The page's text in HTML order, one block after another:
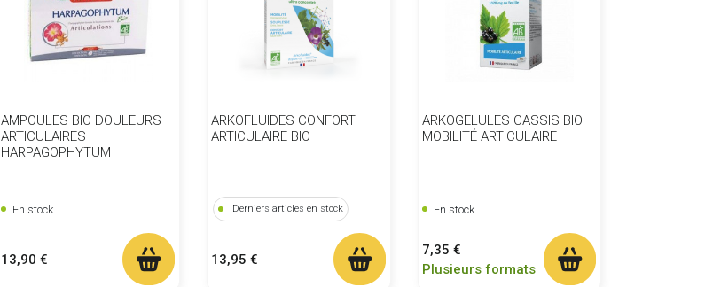
AMPOULES BIO DOULEURS
ARTICULAIRES
HARPAGOPHYTUM
En stock
Prix
13,90 €
ARKOFLUIDES CONFORT
ARTICULAIRE BIO
Derniers articles en stock
Prix
13,95 €
ARKOGELULES CASSIS BIO
MOBILITÉ ARTICULAIRE
En stock
Prix
7,35 €
Plusieurs formats